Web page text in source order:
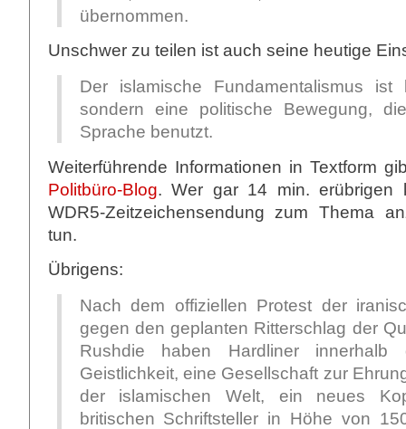
übernommen.
Unschwer zu teilen ist auch seine heutige
Der islamische Fundamentalismus ist
sondern eine politische Bewegung,
Sprache benutzt.
Weiterführende Informationen in Textform
Politbüro-Blog. Wer gar 14 min. erübrigen
WDR5-Zeitzeichensendung zum Thema
tun.
Übrigens:
Nach dem offiziellen Protest der
gegen den geplanten Ritterschlag der
Rushdie haben Hardliner innerhalb
Geistlichkeit, eine Gesellschaft zur
der islamischen Welt, ein neues
britischen Schriftsteller in Höhe von